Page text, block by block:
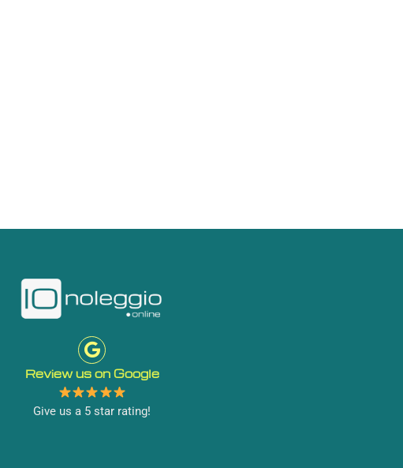
Review us on Google
Give us a 5 star rating!